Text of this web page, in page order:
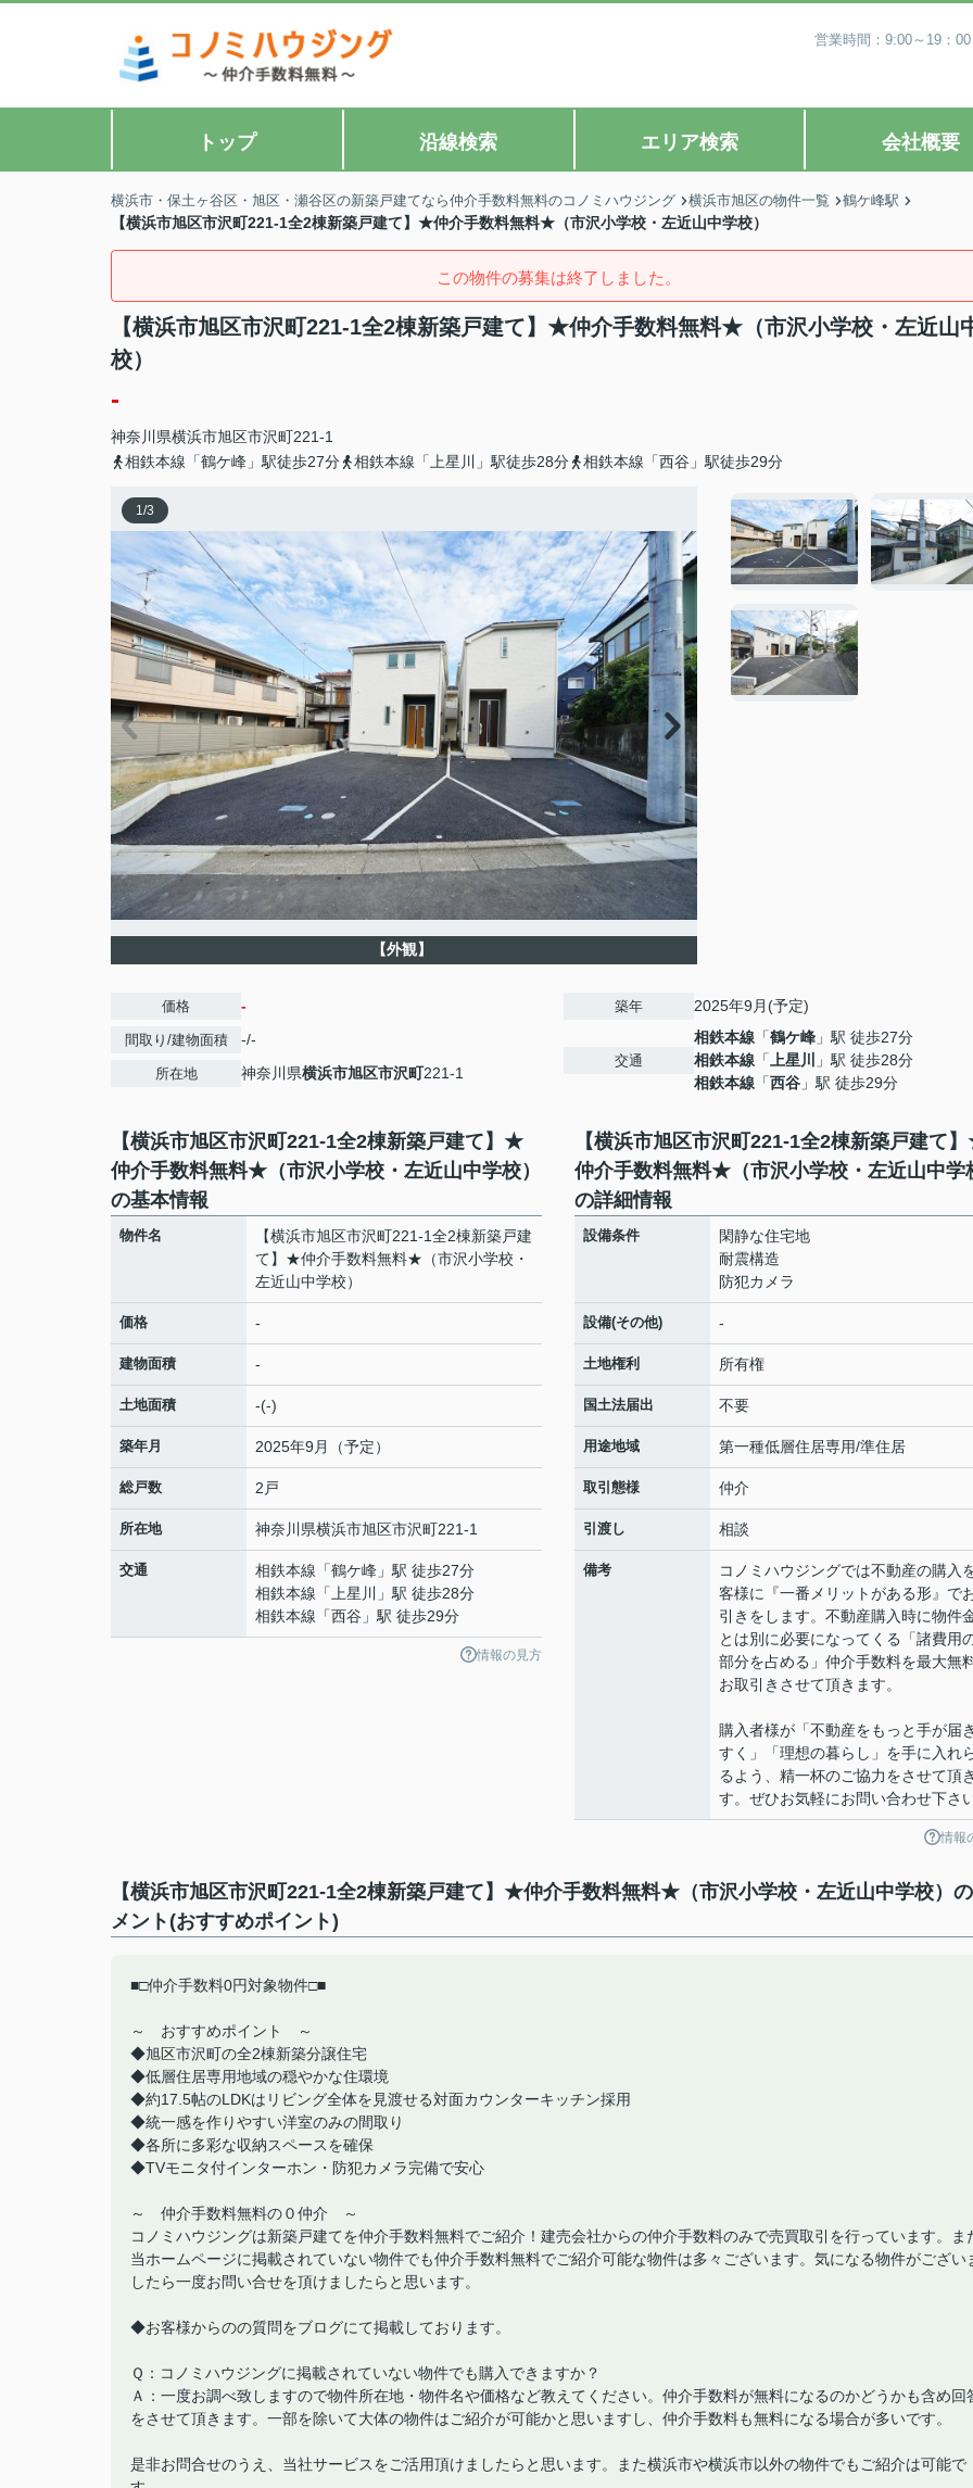
営業時間：9:00～19：
トップ 沿線検索 エリア検索 会社概要
横浜市・保土ヶ谷区・旭区・瀬谷区の新築戸建てなら仲介手数料無料のコノミハウジング 横浜市旭区の物件一覧 鶴ケ峰駅
【横浜市旭区市沢町221-1全2棟新築戸建て】★仲介手数料無料★（市沢小学校・左近山中学校）
この物件の募集は終了しました。
【横浜市旭区市沢町221-1全2棟新築戸建て】★仲介手数料無料★（市沢小学校・左近山
校）
-
神奈川県横浜市旭区市沢町221-1
相鉄本線「鶴ケ峰」駅徒歩27分
相鉄本線「上星川」駅徒歩28分 相鉄本線「西谷」駅徒歩29分
1/3
【外観】
価格 -
間取り/建物面積 -/-
所在地 神奈川県横浜市旭区市沢町221-1
築年 2025年9月(予定)
交通
相鉄本線 「鶴ケ峰 」駅 徒歩27分
相鉄本線 「 上星川
」駅 徒歩28分
相鉄本線 「西谷 」駅 徒歩29分
【横浜市旭区市沢町221-1全2棟新築戸建て】★
仲介手数料無料★（市沢小学校・左近山中学校）
の基本情報
物件名
【横浜市旭区市沢町221-1全2棟新築戸建
て】★仲介手数料無料★（市沢小学校・
左近山中学校）
価格 -
建物面積 -
土地面積 -(-)
築年月 2025年9月（予定）
総戸数 2戸
所在地 神奈川県横浜市旭区市沢町221-1
交通 相鉄本線 「鶴ケ峰 」駅 徒歩27分
相鉄本線 「 上星川
」駅 徒歩28分
相鉄本線 「西谷 」駅 徒歩29分
情報の見方
【横浜市旭区市沢町221-1全2棟新築戸建て
仲介手数料無料★（市沢小学校・左近山中学
の詳細情報
設備条件
閑静な住宅地
耐震構造
防犯カメラ
設備(その他) -
土地権利 所有権
国土法届出 不要
用途地域 第一種低層住居専用/準住居
取引態様 仲介
引渡し 相談
備考
コノミハウジングでは不動産の購入
客様に『一番メリットがある形』で
引きをします。不動産購入時に物件
とは別に必要になってくる「諸費用
部分を占める」仲介手数料を最大無
お取引きさせて頂きます。
購入者様が「不動産をもっと手が届
すく」「理想の暮らし」を手に入れ
るよう、精一杯のご協力をさせて頂
す。ぜひお気軽にお問い合わせ下さ
情報
【横浜市旭区市沢町221-1全2棟新築戸建て】★仲介手数料無料★（市沢小学校・左近山中学校）
メント(おすすめポイント)
■□仲介手数料0円対象物件□■
～ おすすめポイント ～
◆旭区市沢町の全2棟新築分譲住宅
◆低層住居専用地域の穏やかな住環境
◆約17.5帖のLDKはリビング全体を見渡せる対面カウンターキッチン採用
◆統一感を作りやすい洋室のみの間取り
◆各所に多彩な収納スペースを確保
◆TVモニタ付インターホン・防犯カメラ完備で安心
～ 仲介手数料無料の０仲介 ～
コノミハウジングは新築戸建てを仲介手数料無料でご紹介！建売会社からの仲介手数料のみで売買取引を行っています。ま
当ホームページに掲載されていない物件でも仲介手数料無料でご紹介可能な物件は多々ございます。気になる物件がござい
したら一度お問い合せを頂けましたらと思います。
◆お客様からのの質問をブログにて掲載しております。
Ｑ：コノミハウジングに掲載されていない物件でも購入できますか？
Ａ：一度お調べ致しますので物件所在地・物件名や価格など教えてください。仲介手数料が無料になるのかどうかも含め回
をさせて頂きます。一部を除いて大体の物件はご紹介が可能かと思いますし、仲介手数料も無料になる場合が多いです。
是非お問合せのうえ、当社サービスをご活用頂けましたらと思います。また横浜市や横浜市以外の物件でもご紹介は可能で